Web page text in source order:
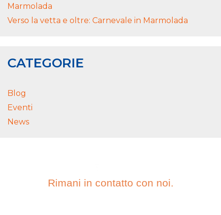
Marmolada
Verso la vetta e oltre: Carnevale in Marmolada
CATEGORIE
Blog
Eventi
News
Rimani in contatto con noi.